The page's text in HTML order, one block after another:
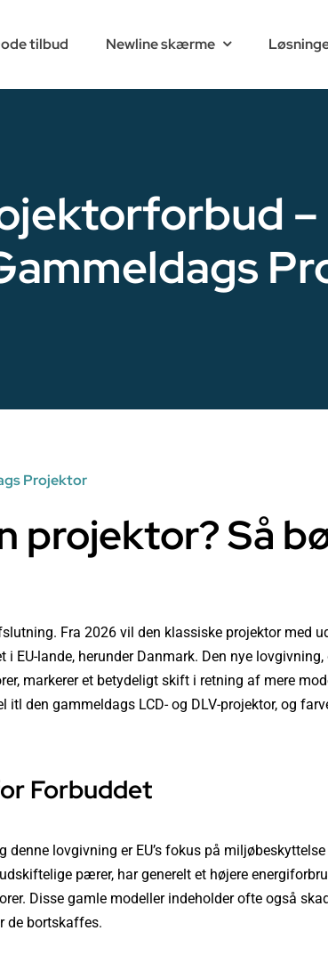
tilbud Newline skærme
Projektor
projektor? Så
Fra 2026 vil den klassiske projektor med
i EU-lande, herunder Danmark. Den nye
markerer et betydeligt skift i retning af mere
itl den gammeldags LCD- og DLV-projektor, og
Forbuddet
lovgivning er EU’s fokus på
pærer, har generelt et højere
Disse gamle modeller indeholder ofte også
de bortskaffes.